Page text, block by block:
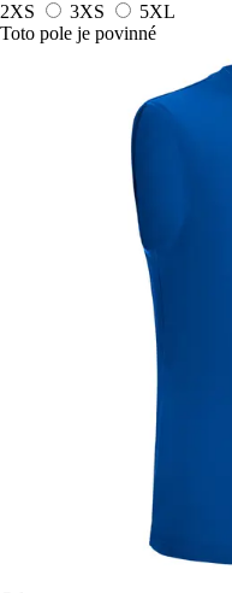
2XS
3XS
5XL
Toto pole je povinné